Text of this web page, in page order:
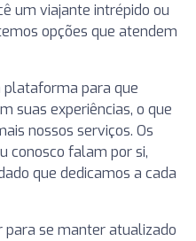
um viajante intrépido ou
opções que atendem
para que
suas experiências, o que
nossos serviços. Os
conosco falam por si,
que dedicamos a cada
se manter atualizado